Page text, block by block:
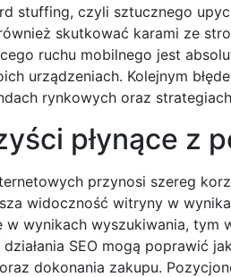
stuffing, czyli sztucznego
skutkować karami ze
ruchu mobilnego jest
urządzeniach. Kolejnym
rynkowych oraz
płynące z
przynosi szereg
widoczność witryny w
w wynikach wyszukiwania,
SEO mogą poprawić
dokonania zakupu.